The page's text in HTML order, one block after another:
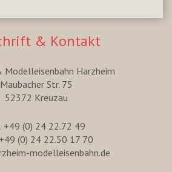
& Kontakt
Modelleisenbahn Harzheim
Maubacher Str. 75
52372 Kreuzau
+49 (0) 24 22.72 49
(0) 24 22.50 17 70
modelleisenbahn.de